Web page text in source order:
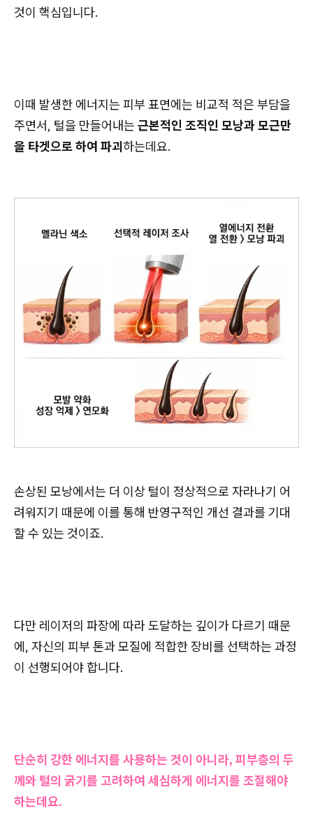
것이 핵심입니다.
이때 발생한 에너지는 피부 표면에는 비교적 적은 부담을
주면서, 털을 만들어내는 근본적인 조직인 모낭과 모근만
을 타겟으로 하여 파괴하는데요.
손상된 모낭에서는 더 이상 털이 정상적으로 자라나기 어
려워지기 때문에 이를 통해 반영구적인 개선 결과를 기대
할 수 있는 것이죠.
다만 레이저의 파장에 따라 도달하는 깊이가 다르기 때문
에, 자신의 피부 톤과 모질에 적합한 장비를 선택하는 과정
이 선행되어야 합니다.
단순히 강한 에너지를 사용하는 것이 아니라, 피부층의 두
께와 털의 굵기를 고려하여 세심하게 에너지를 조절해야
하는데요.